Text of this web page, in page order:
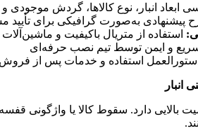
ابعاد انبار، نوع کالاها، گردش موجودی
پیشنهادی به‌صورت گرافیکی برای تأیید
: استفاده از متریال باکیفیت و
و ایمن توسط تیم نصب حرفه‌ای
دستورالعمل استفاده و خدمات پس از فروش
انبار
بالایی دارد. سقوط کالا یا واژگونی